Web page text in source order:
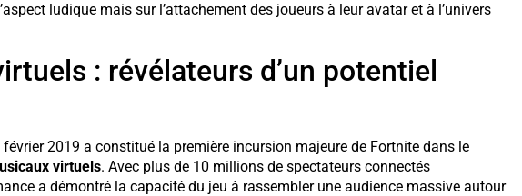
ludique mais sur l’attachement des joueurs à leur avatar et à l’univers
: révélateurs d’un potentiel
2019 a constitué la première incursion majeure de Fortnite dans le
virtuels. Avec plus de 10 millions de spectateurs connectés
a démontré la capacité du jeu à rassembler une audience massive autour